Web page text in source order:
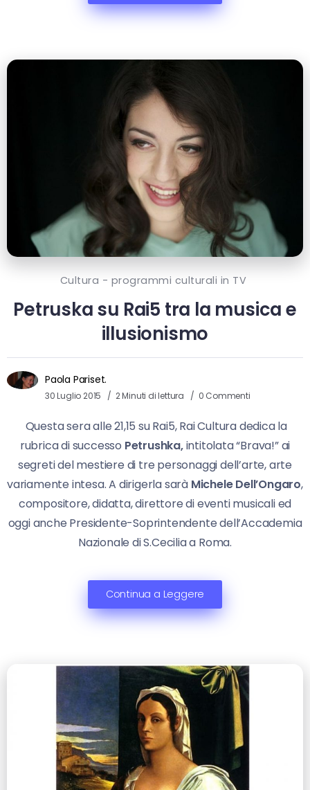
Cultura - programmi culturali in TV
Petruska su Rai5 tra la musica e
illusionismo
Paola Pariset.
30 Luglio 2015 2 Minuti di lettura 0 Commenti
Questa sera alle 21,15 su Rai5, Rai Cultura dedica la
rubrica di successo Petrushka,intitolata “Brava!” ai
segreti del mestiere di tre personaggi dell’arte, arte
variamente intesa. A dirigerla sarà Michele Dell’Ongaro,
compositore, didatta, direttore di eventi musicali ed
oggi anche Presidente-Soprintendente dell’Accademia
Nazionale di S.Cecilia a Roma.
Continua a Leggere